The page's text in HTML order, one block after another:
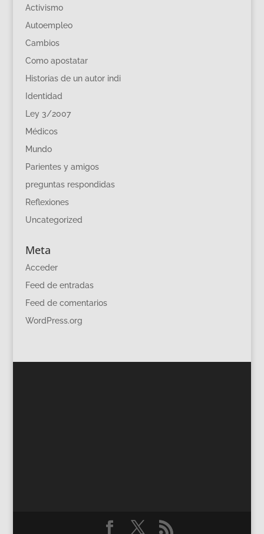
Activismo
Autoempleo
Cambios
Como apostatar
Historias de un autor indi
Identidad
Ley 3/2007
Médicos
Mundo
Parientes y amigos
preguntas respondidas
Reflexiones
Uncategorized
Meta
Acceder
Feed de entradas
Feed de comentarios
WordPress.org